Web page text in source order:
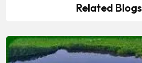
Related Blogs